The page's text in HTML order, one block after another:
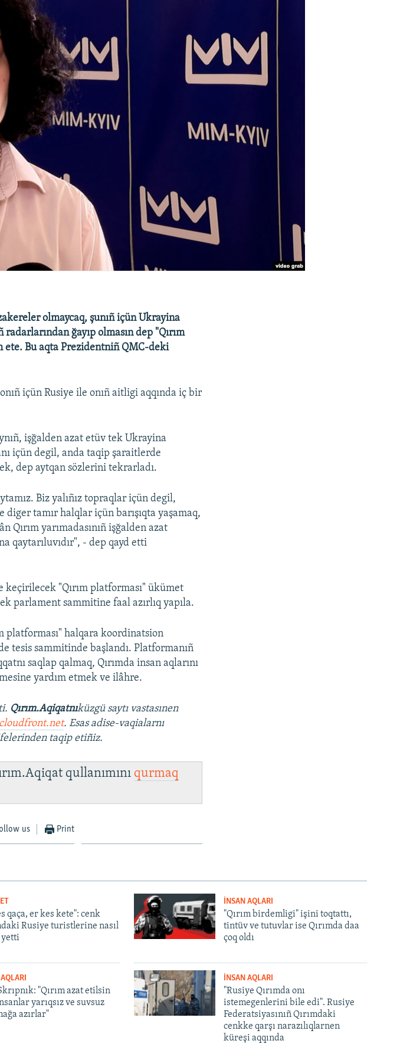
olmaycaq, şunıñ içün Ukrayina
ğayıp olmasın dep "Qırım
ete. Bu aqta Prezidentniñ QMC-deki
içün Rusiye ile onıñ aitligi aqqında iç bir
işğalden azat etüv tek Ukrayina
içün degil, anda taqip şaraitlerde
dep aytqan sözlerini tekrarladı.
Biz yalıñız topraqlar içün degil,
tamır halqlar içün barışıqta yaşamaq,
yarımadasınıñ işğalden azat
qaytarıluvıdır", - dep qayd etti
keçirilecek "Qırım platforması" ükümet
parlament sammitine faal azırlıq yapıla.
platforması" halqara koordinatsion
tesis sammitinde başlandı. Platformanıñ
saqlap qalmaq, Qırımda insan aqlarını
yardım etmek ve ilâhre.
Qırım.Aqiqatnıküzgü saytı vastasınen
. Esas adise-vaqialarnı
taqip etiñiz.
qullanımını qurmaq
us Print
qaça, er kes kete": cenk
Rusiye turistlerine nasıl
yetti
İNSAN AQLARI
"Qırım birdemligi" işini toqtattı,
tintüv ve tutuvlar ise Qırımda daa
çoq oldı
"Qırım azat etilsin
yarıqsız ve suvsuz
azırlar"
İNSAN AQLARI
"Rusiye Qırımda onı
istemegenlerini bile edi". Rusiye
Federatsiyasınıñ Qırımdaki
cenkke qarşı narazılıqlarnen
küreşi aqqında